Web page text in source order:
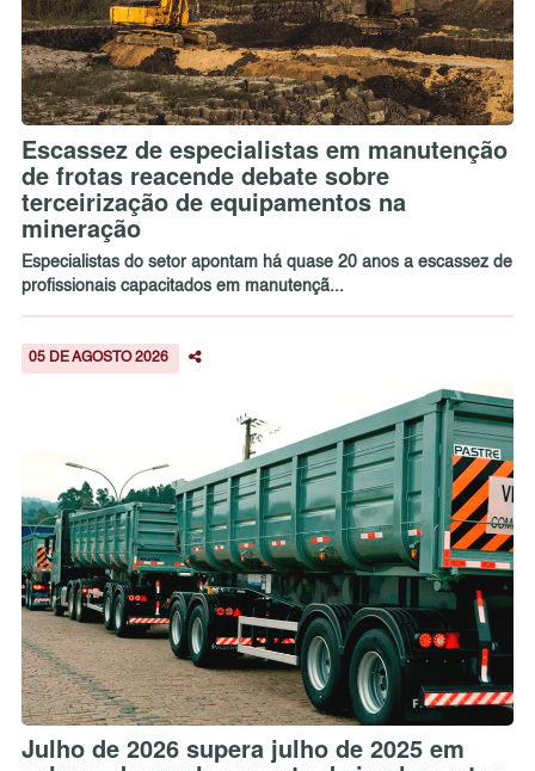
Escassez de especialistas em manutenção
de frotas reacende debate sobre
terceirização de equipamentos na
mineração
Especialistas do setor apontam há quase 20 anos a escassez de
profissionais capacitados em manutençã...
05 DE AGOSTO 2026
Julho de 2026 supera julho de 2025 em